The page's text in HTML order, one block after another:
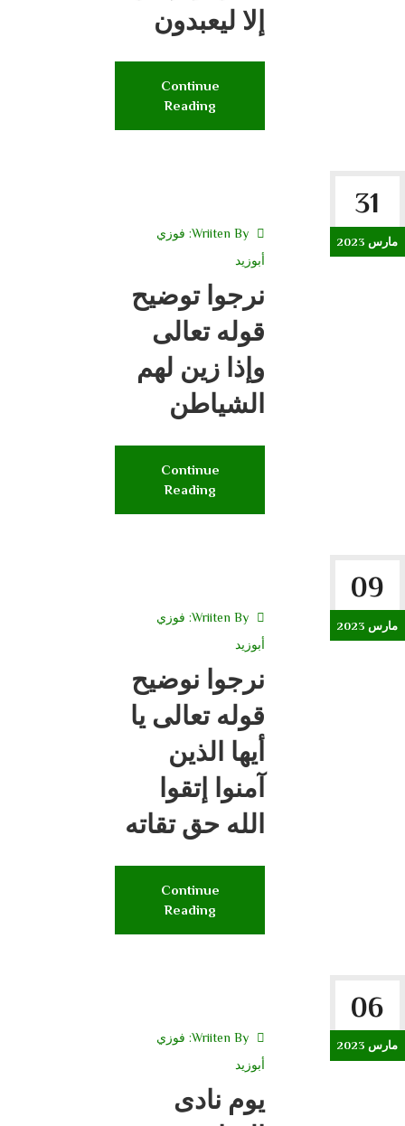
إلا ليعبدون
Continue
Reading
31
مارس 2023
Wriiten By: فوزي
أبوزيد
نرجوا توضيح
قوله تعالى
وإذا زين لهم
الشياطن
Continue
Reading
09
مارس 2023
Wriiten By: فوزي
أبوزيد
نرجوا نوضيح
قوله تعالى يا
أيها الذين
آمنوا إتقوا
الله حق تقاته
Continue
Reading
06
مارس 2023
Wriiten By: فوزي
أبوزيد
يوم نادى